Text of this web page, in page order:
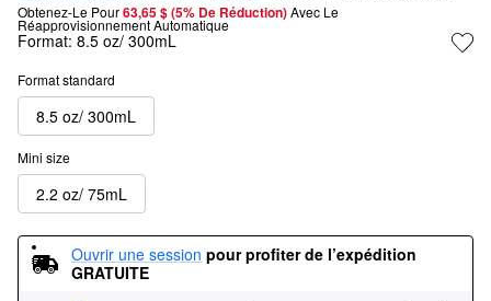
Obtenez-Le Pour63,65 $ (5% De Réduction) Avec Le
Réapprovisionnement Automatique
Format: 8.5 oz/ 300mL
Format standard
8.5 oz/ 300mL
Mini size
2.2 oz/ 75mL
Ouvrir une session pour profiter de l’expédition
GRATUITE